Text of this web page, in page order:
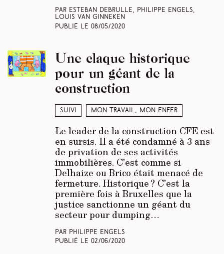
Par Esteban Debrulle, Philippe Engels,
Louis Van Ginneken
Publié le 08/05/2020
Suivi Mon travail, mon enfer
Une claque historique
pour un géant de la
construction
Le leader de la construction CFE est
en sursis. Il a été condamné à 3 ans
de privation de ses activités
immobilières. C’est comme si
Delhaize ou Brico était menacé de
fermeture. Historique ? C’est la
première fois à Bruxelles que la
justice sanctionne un géant du
secteur pour dumping…
Par Philippe Engels
Publié le 02/06/2020